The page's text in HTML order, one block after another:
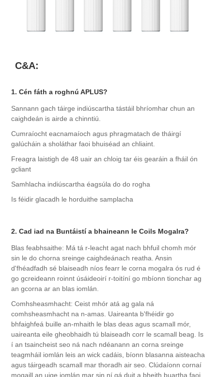
C&A:
1. Cén fáth a roghnú APLUS?
Sannann gach táirge indiúscartha tástáil bhríomhar chun an
caighdeán is airde a chinntiú.
Cumraíocht eacnamaíoch agus phragmatach de tháirgí
galúcháin a sholáthar faoi bhuiséad an chliaint.
Freagra laistigh de 48 uair an chloig tar éis gearáin a fháil ón
gcliant
Samhlacha indiúscartha éagsúla do do rogha
Is féidir glacadh le horduithe samplacha
2. Cad iad na Buntáistí a bhaineann le Coils Mogalra?
Blas feabhsaithe: Má tá r-leacht agat nach bhfuil chomh mór
sin le do chorna sreinge caighdeánach reatha. Ansin
d'fhéadfadh sé blaiseadh níos fearr le corna mogalra ós rud é
go gcreideann roinnt úsáideoirí r-toitíní go mbíonn tionchar ag
an gcorna ar an blas iomlán.
Comhsheasmhacht: Ceist mhór atá ag gala ná
comhsheasmhacht na n-amas. Uaireanta b'fhéidir go
bhfaighfeá buille an-mhaith le blas deas agus scamall mór,
uaireanta eile gheobhaidh tú blaiseadh corr le scamall beag. Is
í an tsaincheist seo ná nach ndéanann an corna sreinge
teagmháil iomlán leis an wick cadáis, bíonn blasanna aisteacha
agus táirgeadh scamall mar thoradh air seo. Clúdaíonn cornaí
mogaill an uige iomlán mar sin ní gá duit a bheith buartha faoi